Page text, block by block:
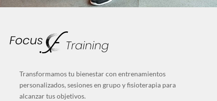
Transformamos tu bienestar con entrenamientos
personalizados, sesiones en grupo y fisioterapia para
alcanzar tus objetivos.